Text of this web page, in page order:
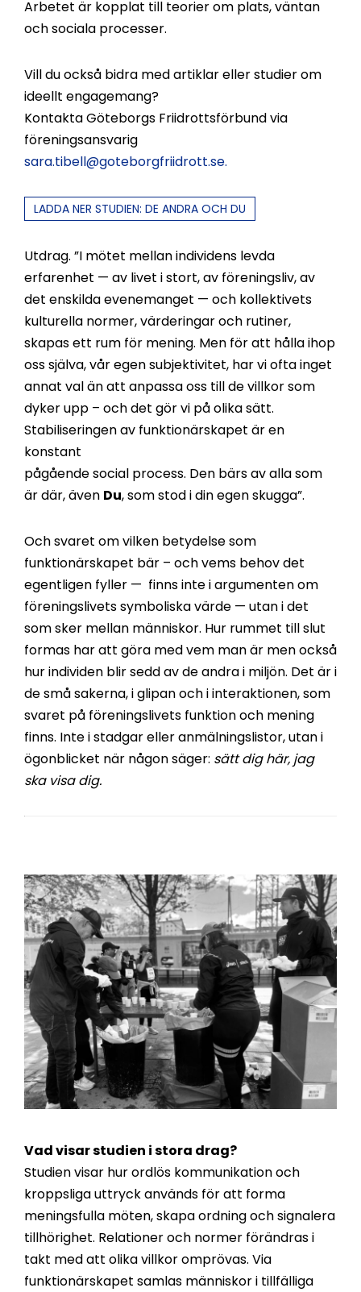
Arbetet är kopplat till teorier om plats, väntan
och sociala processer.
Vill du också bidra med artiklar eller studier om
ideellt engagemang?
Kontakta Göteborgs Friidrottsförbund via
föreningsansvarig
sara.tibell@goteborgfriidrott.se.
LADDA NER STUDIEN: DE ANDRA OCH DU
Utdrag. ”I mötet mellan individens levda
erfarenhet — av livet i stort, av föreningsliv, av
det enskilda evenemanget — och kollektivets
kulturella normer, värderingar och rutiner,
skapas ett rum för mening. Men för att hålla ihop
oss själva, vår egen subjektivitet, har vi ofta inget
annat val än att anpassa oss till de villkor som
dyker upp – och det gör vi på olika sätt.
Stabiliseringen av funktionärskapet är en
konstant
pågående social process. Den bärs av alla som
är där, även Du, som stod i din egen skugga”.
Och svaret om vilken betydelse som
funktionärskapet bär – och vems behov det
egentligen fyller — finns inte i argumenten om
föreningslivets symboliska värde — utan i det
som sker mellan människor. Hur rummet till slut
formas har att göra med vem man är men också
hur individen blir sedd av de andra i miljön. Det är i
de små sakerna, i glipan och i interaktionen, som
svaret på föreningslivets funktion och mening
finns. Inte i stadgar eller anmälningslistor, utan i
ögonblicket när någon säger: sätt dig här, jag
ska visa dig.
Vad visar studien i stora drag?
Studien visar hur ordlös kommunikation och
kroppsliga uttryck används för att forma
meningsfulla möten, skapa ordning och signalera
tillhörighet. Relationer och normer förändras i
takt med att olika villkor omprövas. Via
funktionärskapet samlas människor i tillfälliga